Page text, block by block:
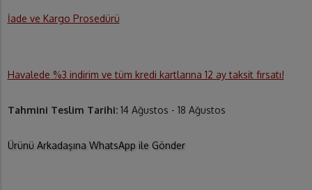
İade ve Kargo Prosedürü
Havalede %3 indirim ve tüm kredi kartlarına 12 ay taksit fırsatı!
Tahmini Teslim Tarihi: 14 Ağustos - 18 Ağustos
Ürünü Arkadaşına WhatsApp ile Gönder